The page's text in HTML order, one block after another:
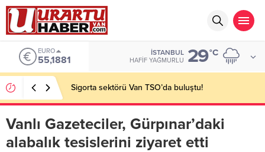
ALTIN
6.660,55
İSTANBUL
HAFIF YAĞMURLU 29°C
Sigorta sektörü Van TSO’da buluştu!
Vanlı Gazeteciler, Gürpınar’daki
alabalık tesislerini ziyaret etti